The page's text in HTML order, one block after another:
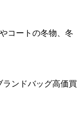
コートの冬物、冬
ンドバッグ高価買